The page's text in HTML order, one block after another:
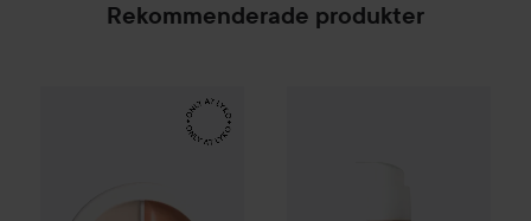
Rekommenderade produkter
Make Up Store